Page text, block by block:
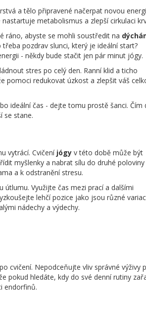
a tělo připravené načerpat novou
metabolismus a zlepší cirkulaci
ráno, abyste se mohli soustředit na
pozdrav slunci, který je ideální start?
- někdy bude stačit jen pár minut jógy.
stres po celý den. Ranní klid a ticho
pomoci redukovat úzkost a zlepšit váš
ideální čas - dejte tomu prostě šanci. Čím
se stane.
vytrácí. Cvičení jógy v této době může být
myšlenky a nabrat sílu do druhé poloviny
a k odstranění stresu.
Využijte čas mezi prací a dalšími
lehčí pozice jako jsou různé
nádechy a výdechy.
cvičení. Nepodceňujte vliv správné výživy
pokud hledáte, kdy do své denní rutiny
endorfinů.